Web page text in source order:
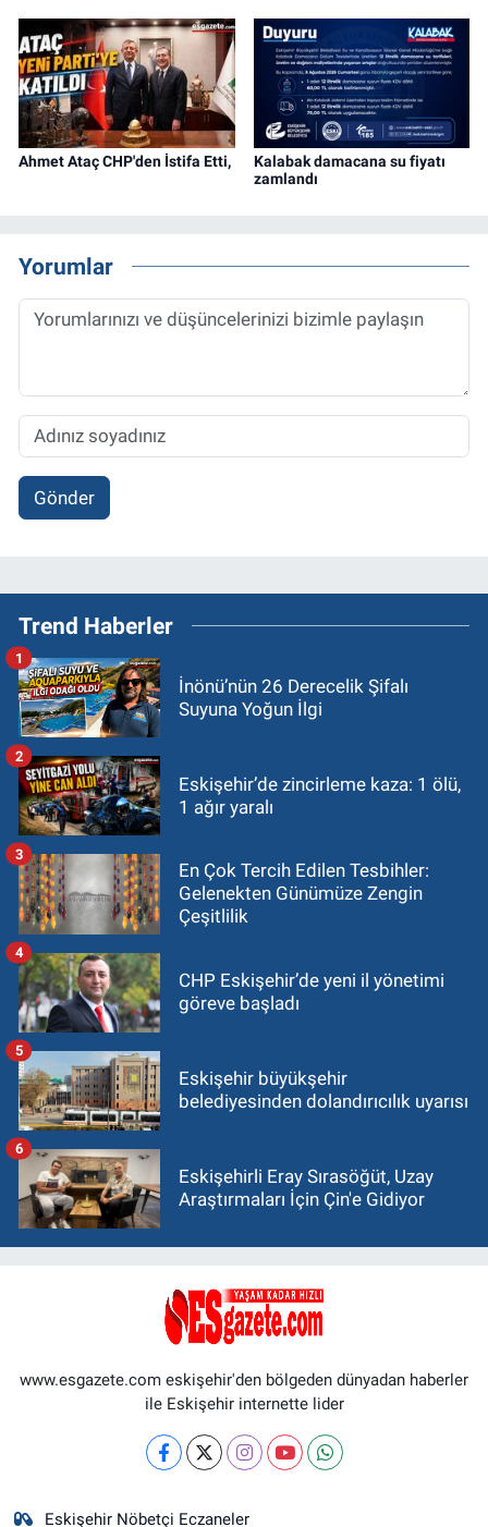
Ahmet Ataç CHP'den İstifa Etti,
Kalabak damacana su fiyatı
zamlandı
Yorumlar
Gönder
Trend Haberler
İnönü’nün 26 Derecelik Şifalı
Suyuna Yoğun İlgi
1
Eskişehir’de zincirleme kaza: 1 ölü,
1 ağır yaralı
2
En Çok Tercih Edilen Tesbihler:
Gelenekten Günümüze Zengin
Çeşitlilik
3
CHP Eskişehir’de yeni il yönetimi
göreve başladı
4
Eskişehir büyükşehir
belediyesinden dolandırıcılık uyarısı
5
Eskişehirli Eray Sırasöğüt, Uzay
Araştırmaları İçin Çin'e Gidiyor
6
www.esgazete.com eskişehir'den bölgeden dünyadan haberler
ile Eskişehir internette lider
Eskişehir Nöbetçi Eczaneler